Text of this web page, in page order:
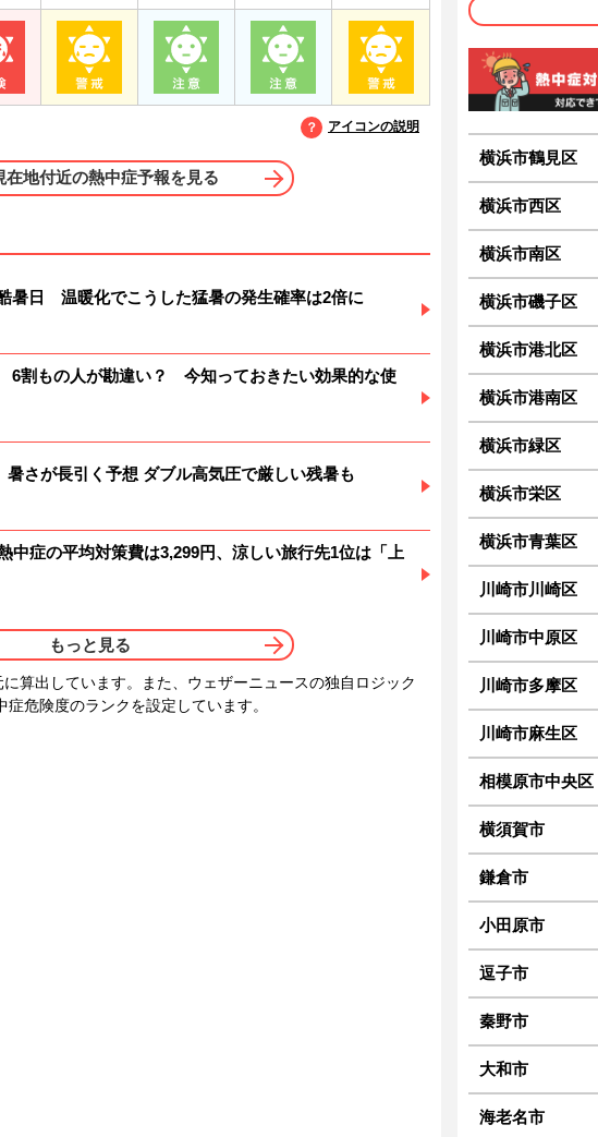
アイコンの説明
在地付近の熱中症予報を見る
暑日 温暖化でこうした猛暑の発生確率は2倍に
6割もの人が勘違い？ 今知っておきたい効果的な使
さが長引く予想 ダブル高気圧で厳しい残暑も
中症の平均対策費は3,299円、涼しい旅行先1位は「上
もっと見る
算出しています。また、ウェザーニュースの独自ロジック
危険度のランクを設定しています。
横浜市鶴見区
横浜市西区
横浜市南区
横浜市磯子区
横浜市港北区
横浜市港南区
横浜市緑区
横浜市栄区
横浜市青葉区
川崎市川崎区
川崎市中原区
川崎市多摩区
川崎市麻生区
相模原市中央区
横須賀市
鎌倉市
小田原市
逗子市
秦野市
大和市
海老名市